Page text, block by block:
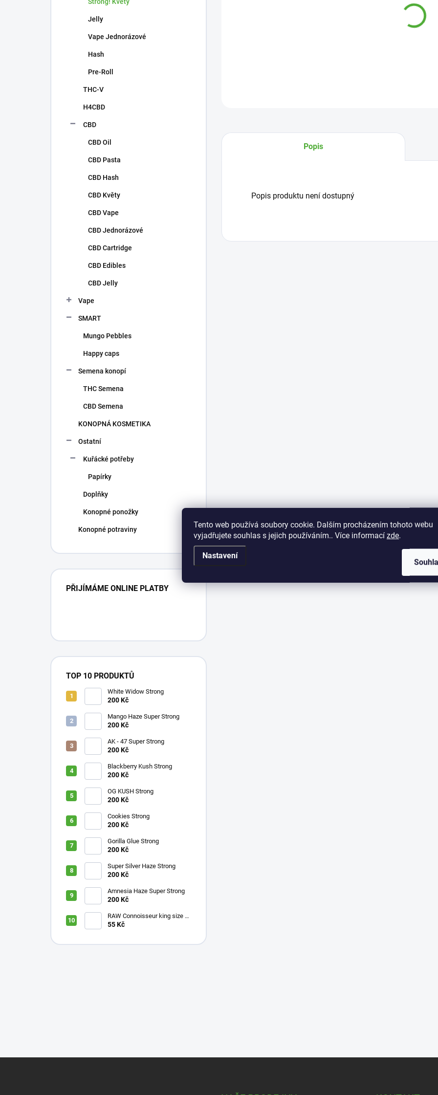
Tento web používá soubory cookie. Dalším procházením tohoto webu
vyjadřujete souhlas s jejich používáním.. Více informací zde.
Nastavení
Jelly
Vape Jednorázové
Hash
Pre-Roll
THC-V
H4CBD
CBD
CBD Oil
CBD Pasta
CBD Hash
CBD Květy
CBD Vape
CBD Jednorázové
CBD Cartridge
CBD Edibles
CBD Jelly
Vape
SMART
Mungo Pebbles
Happy caps
Semena konopí
THC Semena
CBD Semena
KONOPNÁ KOSMETIKA
Ostatní
Kuřácké potřeby
Papírky
Doplňky
Konopné ponožky
Konopné potraviny
PŘIJÍMÁME ONLINE PLATBY
TOP 10 PRODUKTŮ
White Widow Strong
200 Kč
Mango Haze Super Strong
200 Kč
AK - 47 Super Strong
200 Kč
Blackberry Kush Strong
200 Kč
OG KUSH Strong
200 Kč
Cookies Strong
200 Kč
Gorilla Glue Strong
200 Kč
Super Silver Haze Strong
200 Kč
Amnesia Haze Super Strong
200 Kč
RAW Connoisseur king size +
filtry
55 Kč
Popis
Popis produktu není dostupný